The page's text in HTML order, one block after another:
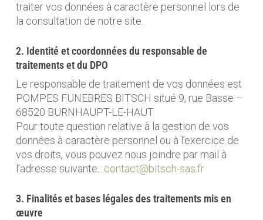
traiter vos données à caractère personnel lors de
la consultation de notre site.
2. Identité et coordonnées du responsable de
traitements et du DPO
Le responsable de traitement de vos données est
POMPES FUNEBRES BITSCH situé 9, rue Basse –
68520 BURNHAUPT-LE-HAUT
Pour toute question relative à la gestion de vos
données à caractère personnel ou à l’exercice de
vos droits, vous pouvez nous joindre par mail à
l’adresse suivante : contact@bitsch-sas.fr
3. Finalités et bases légales des traitements mis en
œuvre